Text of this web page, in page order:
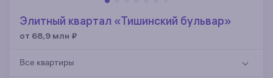
Элитный квартал «Тишинский бульвар»
от 68,9 млн ₽
Все квартиры